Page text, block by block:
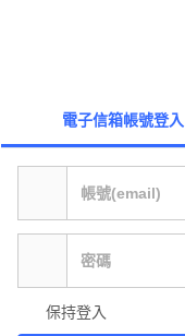
電子信箱帳號登入
保持登入